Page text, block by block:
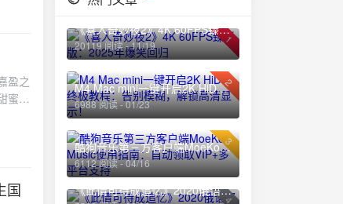
种
积
把查
保留
"。
那
正
，
市
是现
层
家
韩
盈之
蜜感
如
闯
国
1
《喜人奇妙夜2》4K 60FPS臻彩版：2025年爆笑回归
20119 阅读 - 11/19
2
M4 Mac mini一键开启2K HiDPI终极教程：告别模糊，解锁高清显示！
6988 阅读 - 01/23
3
酷狗音乐第三方客户端MoeKoe Music使用指南：自动领取VIP+多平台支持
6112 阅读 - 04/16
4
《此情可待成追忆》2020俄语经典：豆瓣高分爱情电影